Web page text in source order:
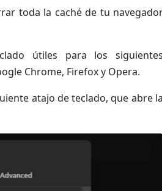
toda la caché de tu
útiles para los siguientes
Chrome, Firefox y Opera.
atajo de teclado, que abre la